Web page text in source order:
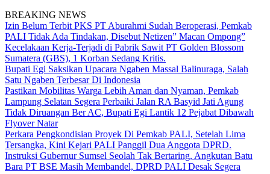
BREAKING NEWS
Izin Belum Terbit PKS PT Aburahmi Sudah Beroperasi, Pemkab
PALI Tidak Ada Tindakan, Disebut Netizen” Macan Ompong”
Kecelakaan Kerja-Terjadi di Pabrik Sawit PT Golden Blossom
Sumatera (GBS), 1 Korban Sedang Kritis.
Bupati Egi Saksikan Upacara Ngaben Massal Balinuraga, Salah
Satu Ngaben Terbesar Di Indonesia
Pastikan Mobilitas Warga Lebih Aman dan Nyaman, Pemkab
Lampung Selatan Segera Perbaiki Jalan RA Basyid Jati Agung
Tidak Diruangan Ber AC, Bupati Egi Lantik 12 Pejabat Dibawah
Flyover Natar
Perkara Pengkondisian Proyek Di Pemkab PALI, Setelah Lima
Tersangka, Kini Kejari PALI Panggil Dua Anggota DPRD.
Instruksi Gubernur Sumsel Seolah Tak Bertaring, Angkutan Batu
Bara PT BSE Masih Membandel, DPRD PALI Desak Segera